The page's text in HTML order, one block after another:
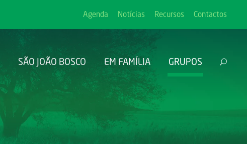
Agenda Notícias Recursos Contactos
SÃO JOÃO BOSCO EM FAMÍLIA GRUPOS